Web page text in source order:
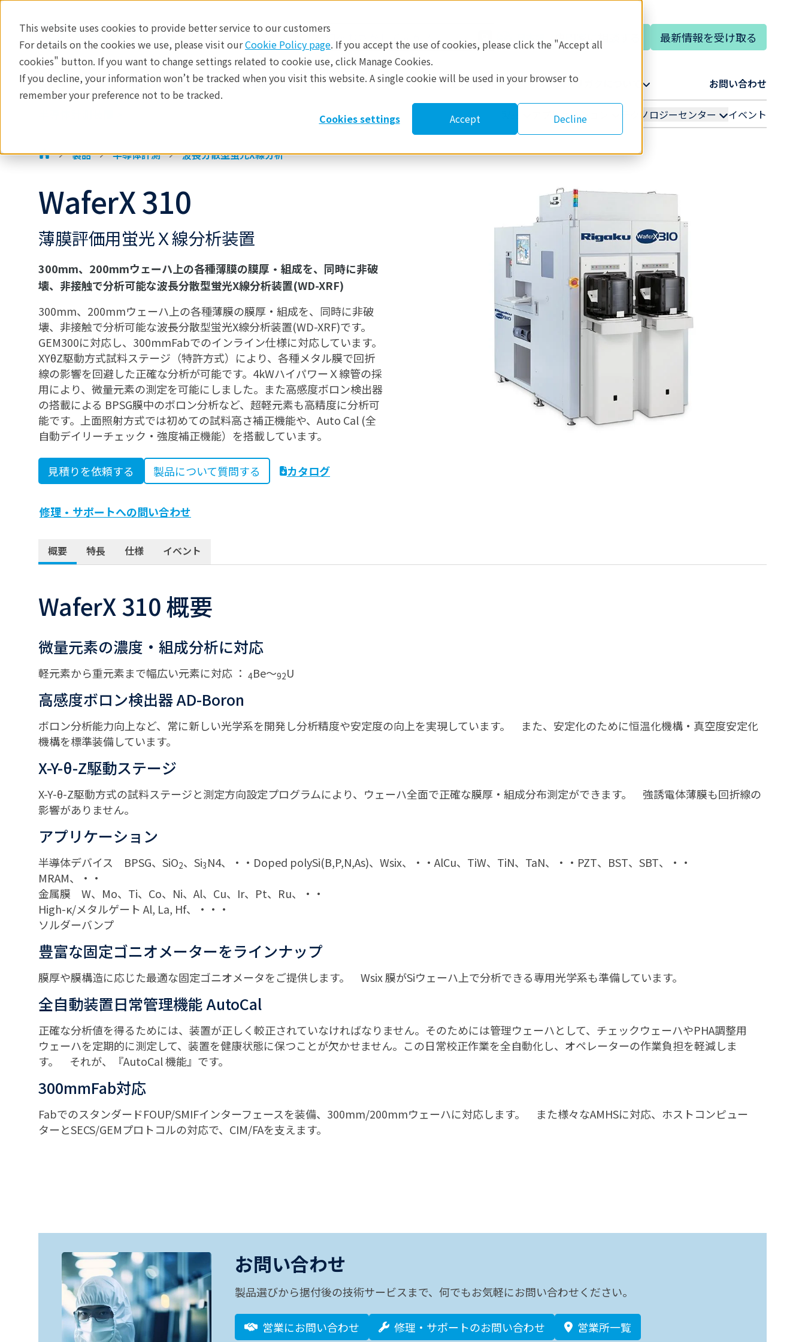
This website uses cookies to provide better service to our customers
For details on the cookies we use, please visit ourCookie Policy page. If you accept the use of cookies, please click the "Accept all
cookies" button. If you want to change settings related to cookie use, click Manage Cookies.
If you decline, your information won’t be tracked when you visit this website. A single cookie will be used in your browser to
remember your preference not to be tracked.
Cookies settings
Accept Decline
日本語 専門家に相談する 最新情報を受け取る
製品 産業分野​ 分析手法​ 参考資料 修理・サポート リガクについて​ お問い合わせ​
半導体計測装置
製品
アプリケーション
イベント
アプリケーション テクノロジーセンター イベント
製品 半導体計測 波長分散型蛍光X線分析
WaferX 310
薄膜評価用蛍光Ｘ線分析装置
300mm、200mmウェーハ上の各種薄膜の膜厚・組成を、同時に非破
壊、非接触で分析可能な波長分散型蛍光X線分析装置(WD-XRF)
300mm、200mmウェーハ上の各種薄膜の膜厚・組成を、同時に非破
壊、非接触で分析可能な波長分散型蛍光X線分析装置(WD-XRF)です。
GEM300に対応し、300mmFabでのインライン仕様に対応しています。
XYθZ駆動方式試料ステージ（特許方式）により、各種メタル膜で回折
線の影響を回避した正確な分析が可能です。4kWハイパワーＸ線管の採
用により、微量元素の測定を可能にしました。また高感度ボロン検出器
の搭載による BPSG膜中のボロン分析など、超軽元素も高精度に分析可
能です。上面照射方式では初めての試料高さ補正機能や、Auto Cal (全
自動デイリーチェック・強度補正機能）を搭載しています。
見積りを依頼する 製品について質問する カタログ
修理・サポートへの問い合わせ
概要 特長 仕様 イベント
WaferX 310 概要
微量元素の濃度・組成分析に対応
軽元素から重元素まで幅広い元素に対応 ： 4Be～92U
高感度ボロン検出器 AD-Boron
ボロン分析能力向上など、常に新しい光学系を開発し分析精度や安定度の向上を実現しています。 また、安定化のために恒温化機構・真空度安定化
機構を標準装備しています。
X-Y-θ-Z駆動ステージ
X-Y-θ-Z駆動方式の試料ステージと測定方向設定プログラムにより、ウェーハ全面で正確な膜厚・組成分布測定ができます。 強誘電体薄膜も回折線の
影響がありません。
アプリケーション
半導体デバイス BPSG、SiO2、Si3 N4、・・Doped polySi(B,P,N,As)、Wsix、・・AlCu、TiW、TiN、TaN、・・PZT、BST、SBT、・・
MRAM、・・
金属膜 W、Mo、Ti、Co、Ni、Al、Cu、Ir、Pt、Ru、・・
High-κ/メタルゲート Al, La, Hf、・・・
ソルダーバンプ
豊富な固定ゴニオメーターをラインナップ
膜厚や膜構造に応じた最適な固定ゴニオメータをご提供します。 Wsix 膜がSiウェーハ上で分析できる専用光学系も準備しています。
全自動装置日常管理機能 AutoCal
正確な分析値を得るためには、装置が正しく較正されていなければなりません。そのためには管理ウェーハとして、チェックウェーハやPHA調整用
ウェーハを定期的に測定して、装置を健康状態に保つことが欠かせません。この日常校正作業を全自動化し、オペレーターの作業負担を軽減しま
す。 それが、『AutoCal 機能』です。
300mmFab対応
FabでのスタンダードFOUP/SMIFインターフェースを装備、300mm/200mmウェーハに対応します。 また様々なAMHSに対応、ホストコンピュー
ターとSECS/GEMプロトコルの対応で、CIM/FAを支えます。
お問い合わせ
製品選びから据付後の技術サービスまで、何でもお気軽にお問い合わせください。
営業にお問い合わせ 修理・サポートのお問い合わせ 営業所一覧